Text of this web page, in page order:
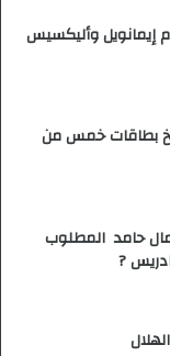
إيمانويل وأليكسيس
بطاقات خمس من
حامد المطلوب
?